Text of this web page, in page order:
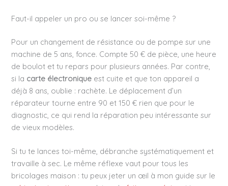
Faut-il appeler un pro ou se lancer soi-même ?
Pour un changement de résistance ou de pompe sur une
machine de 5 ans, fonce. Compte 50 € de pièce, une heure
de boulot et tu repars pour plusieurs années. Par contre,
si la carte électronique est cuite et que ton appareil a
déjà 8 ans, oublie : rachète. Le déplacement d’un
réparateur tourne entre 90 et 150 € rien que pour le
diagnostic, ce qui rend la réparation peu intéressante sur
de vieux modèles.
Si tu te lances toi-même, débranche systématiquement et
travaille à sec. Le même réflexe vaut pour tous les
bricolages maison : tu peux jeter un œil à mon guide sur le